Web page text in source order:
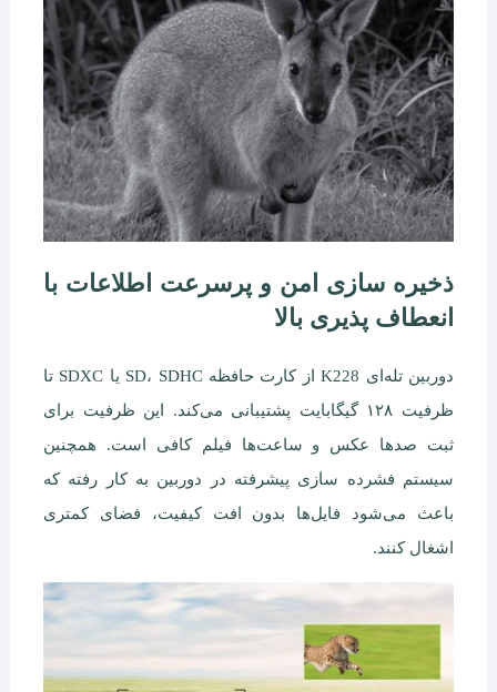
ذخیره سازی امن و پرسرعت اطلاعات با
انعطاف پذیری بالا
دوربین تله‌ای K228 از کارت حافظه SD، SDHC یا SDXC تا
ظرفیت ۱۲۸ گیگابایت پشتیبانی می‌کند. این ظرفیت برای
ثبت صدها عکس و ساعت‌ها فیلم کافی است. همچنین
سیستم فشرده سازی پیشرفته در دوربین به کار رفته که
باعث می‌شود فایل‌ها بدون افت کیفیت، فضای کمتری
اشغال کنند.